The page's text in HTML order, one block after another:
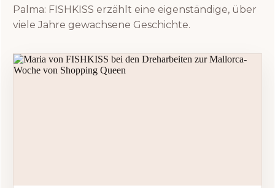
Palma: FISHKISS erzählt eine eigenständige, über
viele Jahre gewachsene Geschichte.